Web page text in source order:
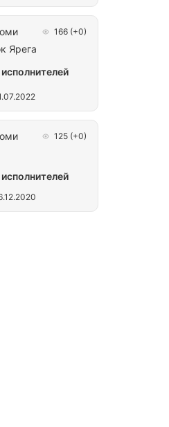
166 (+0)
Ярега
125 (+0)